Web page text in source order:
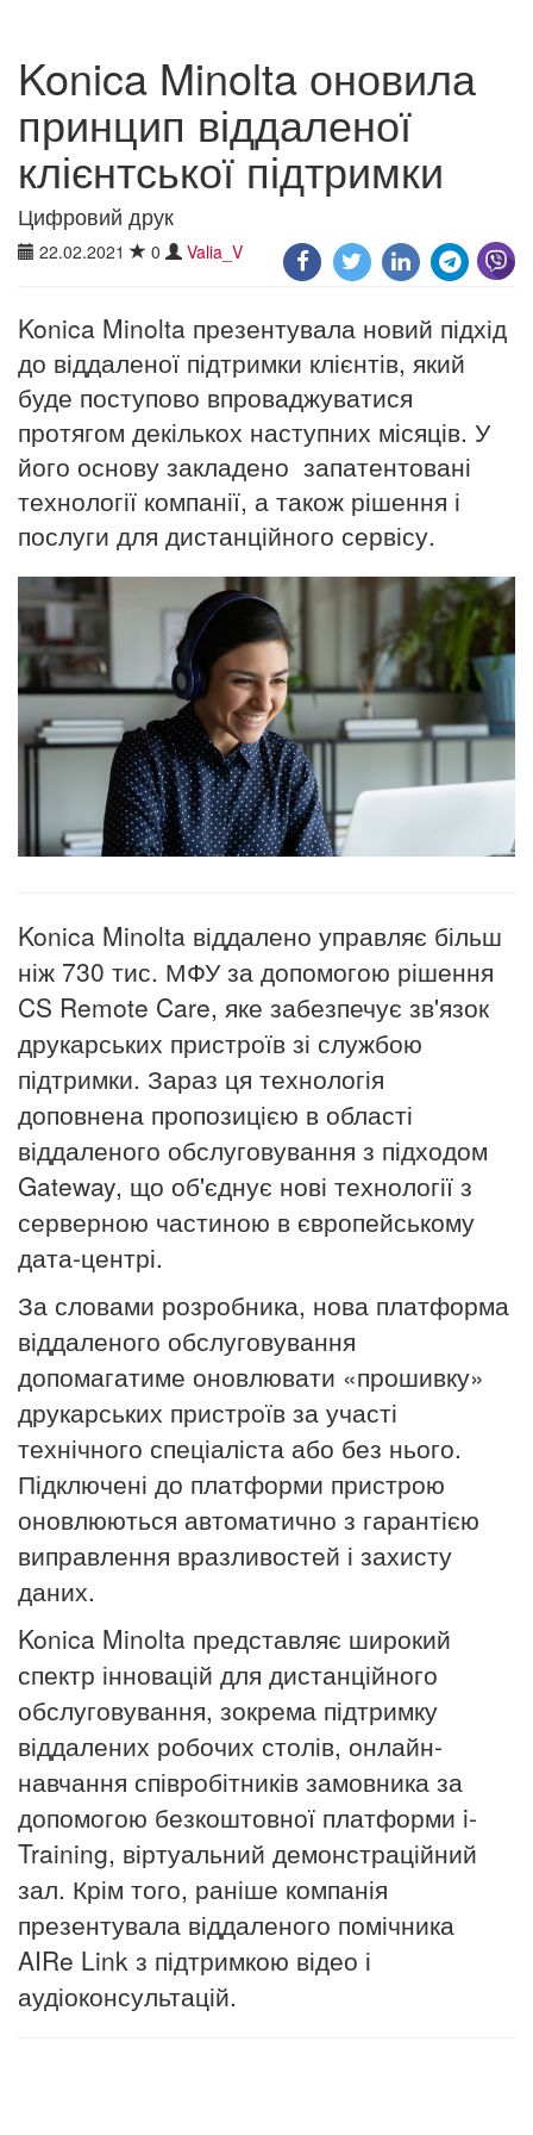
Konica Minolta оновила
принцип віддаленої
клієнтської підтримки
Цифровий друк
22.02.2021 0 Valia_V
Konica Minolta презентувала новий підхід
до віддаленої підтримки клієнтів, який
буде поступово впроваджуватися
протягом декількох наступних місяців. У
його основу закладено запатентовані
технології компанії, а також рішення і
послуги для дистанційного сервісу.
Konica Minolta віддалено управляє більш
ніж 730 тис. МФУ за допомогою рішення
CS Remote Care, яке забезпечує зв'язок
друкарських пристроїв зі службою
підтримки. Зараз ця технологія
доповнена пропозицією в області
віддаленого обслуговування з підходом
Gateway, що об'єднує нові технології з
серверною частиною в європейському
дата-центрі.
За словами розробника, нова платформа
віддаленого обслуговування
допомагатиме оновлювати «прошивку»
друкарських пристроїв за участі
технічного спеціаліста або без нього.
Підключені до платформи пристрою
оновлюються автоматично з гарантією
виправлення вразливостей і захисту
даних.
Konica Minolta представляє широкий
спектр інновацій для дистанційного
обслуговування, зокрема підтримку
віддалених робочих столів, онлайн-
навчання співробітників замовника за
допомогою безкоштовної платформи i-
Training, віртуальний демонстраційний
зал. Крім того, раніше компанія
презентувала віддаленого помічника
AIRe Link з підтримкою відео і
аудіоконсультацій.